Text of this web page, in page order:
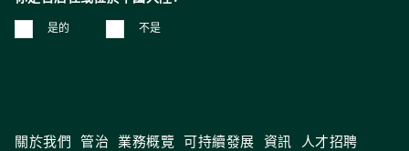
是的 不是
關於我們 管治 業務概覽 可持續發展 資訊 人才招聘